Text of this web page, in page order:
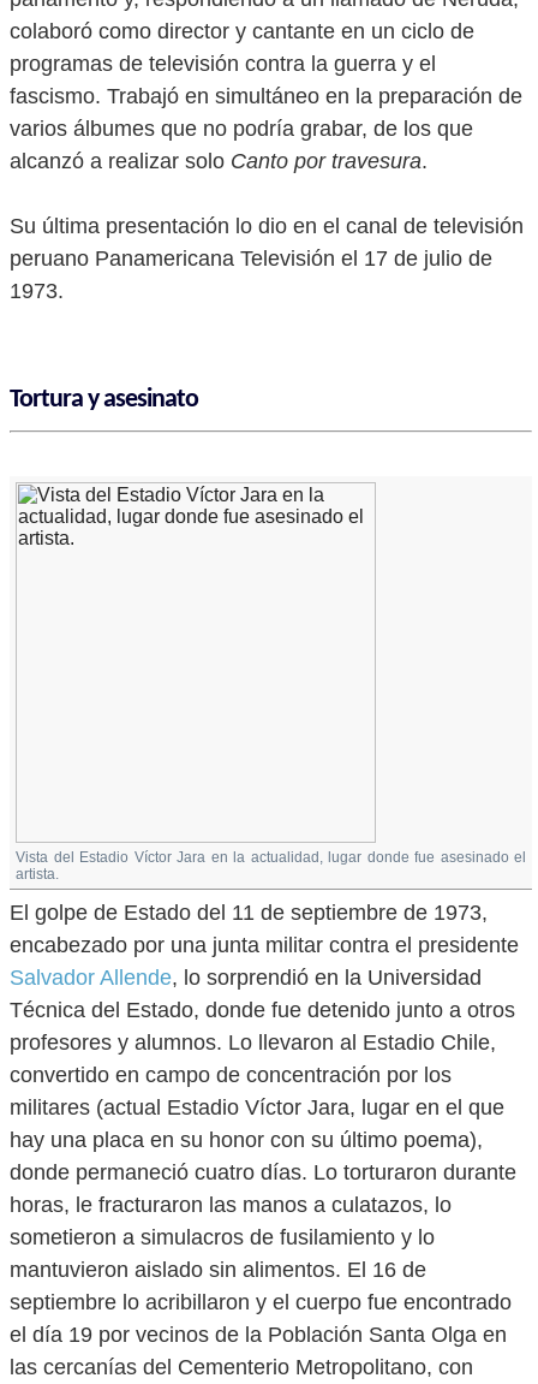
colaboró como director y cantante en un ciclo de
programas de televisión contra la guerra y el
fascismo. Trabajó en simultáneo en la preparación de
varios álbumes que no podría grabar, de los que
alcanzó a realizar solo Canto por travesura.
Su última presentación lo dio en el canal de televisión
peruano Panamericana Televisión el 17 de julio de
1973.
Tortura y asesinato
Vista del Estadio Víctor Jara en la actualidad, lugar donde fue asesinado el
artista.
El golpe de Estado del 11 de septiembre de 1973,
encabezado por una junta militar contra el presidente
Salvador Allende, lo sorprendió en la Universidad
Técnica del Estado, donde fue detenido junto a otros
profesores y alumnos. Lo llevaron al Estadio Chile,
convertido en campo de concentración por los
militares (actual Estadio Víctor Jara, lugar en el que
hay una placa en su honor con su último poema),
donde permaneció cuatro días. Lo torturaron durante
horas, le fracturaron las manos a culatazos, lo
sometieron a simulacros de fusilamiento y lo
mantuvieron aislado sin alimentos. El 16 de
septiembre lo acribillaron y el cuerpo fue encontrado
el día 19 por vecinos de la Población Santa Olga en
las cercanías del Cementerio Metropolitano, con